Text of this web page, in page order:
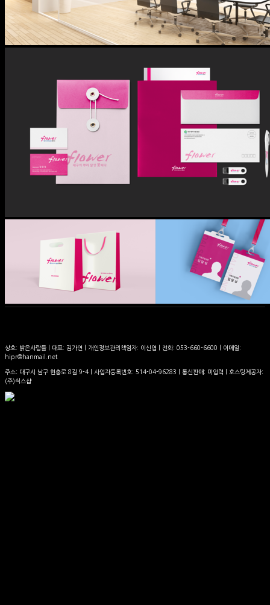
상호: 밝은사람들 | 대표: 김가연 | 개인정보관리책임자: 이신엽 | 전화: 053-660-6600 | 이메일:
hipr@hanmail.net
주소: 대구시 남구 현충로 8길 9-4 | 사업자등록번호: 514-04-96283 | 통신판매: 미입력 | 호스팅제공자:
(주)식스샵